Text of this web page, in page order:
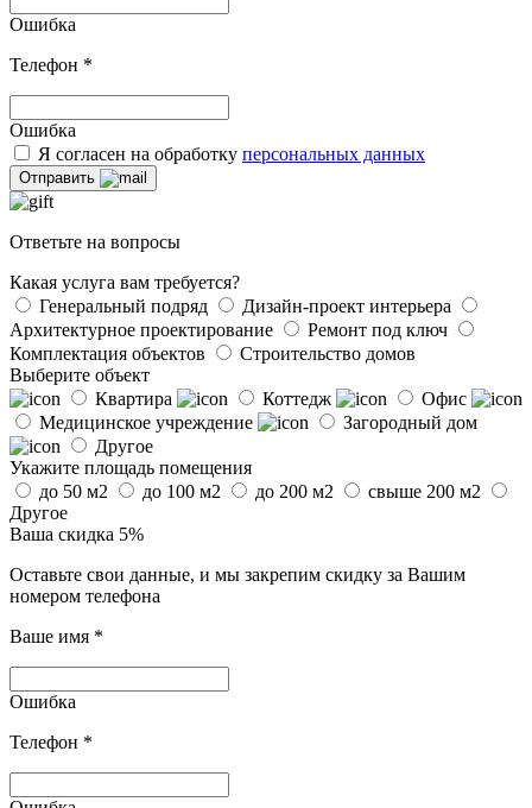
Ошибка
Телефон *
Ошибка
Я согласен на обработку персональных данных
Отправить
Ответьте на вопросы
Какая услуга вам требуется?
Генеральный подряд
Дизайн-проект интерьера
Архитектурное проектирование
Ремонт под ключ
Комплектация объектов
Строительство домов
Выберите объект
Квартира
Коттедж
Офис
Медицинское учреждение
Загородный дом
Другое
Укажите площадь помещения
до 50 м2
до 100 м2 до 200 м2
свыше 200 м2
Другое
Ваша скидка 5%
Оставьте свои данные, и мы закрепим скидку за Вашим
номером телефона
Ваше имя *
Ошибка
Телефон *